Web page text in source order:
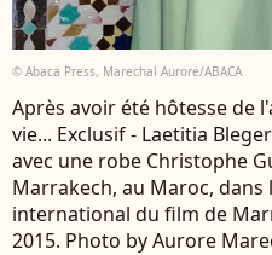
© Abaca Press, Marechal Aurore/ABACA
Après avoir été hôtesse de
vie... Exclusif - Laetitia
avec une robe Christophe
Marrakech, au Maroc, dans
international du film de
2015. Photo by Aurore